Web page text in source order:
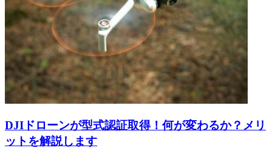
DJIドローンが型式認証取得！何が変わるか？メリ
ットを解説します